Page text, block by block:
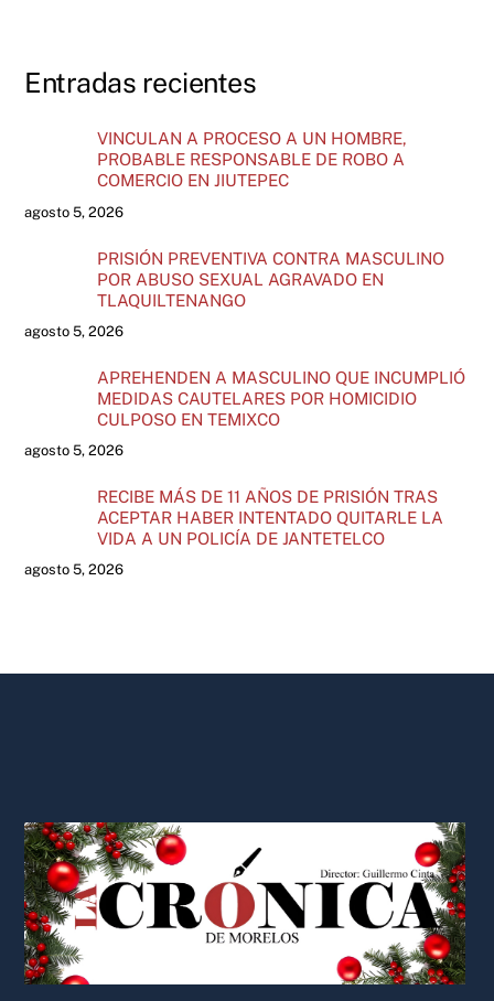
Entradas recientes
VINCULAN A PROCESO A UN HOMBRE,
PROBABLE RESPONSABLE DE ROBO A
COMERCIO EN JIUTEPEC
agosto 5, 2026
PRISIÓN PREVENTIVA CONTRA MASCULINO
POR ABUSO SEXUAL AGRAVADO EN
TLAQUILTENANGO
agosto 5, 2026
APREHENDEN A MASCULINO QUE INCUMPLIÓ
MEDIDAS CAUTELARES POR HOMICIDIO
CULPOSO EN TEMIXCO
agosto 5, 2026
RECIBE MÁS DE 11 AÑOS DE PRISIÓN TRAS
ACEPTAR HABER INTENTADO QUITARLE LA
VIDA A UN POLICÍA DE JANTETELCO
agosto 5, 2026
To
Top